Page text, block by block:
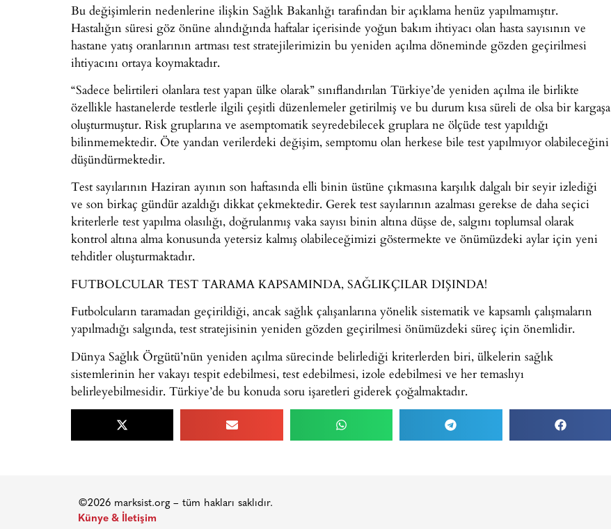
Bu değişimlerin nedenlerine ilişkin Sağlık Bakanlığı tarafından bir açıklama henüz yapılmamıştır.
Hastalığın süresi göz önüne alındığında haftalar içerisinde yoğun bakım ihtiyacı olan hasta sayısının ve
hastane yatış oranlarının artması test stratejilerimizin bu yeniden açılma döneminde gözden geçirilmesi
ihtiyacını ortaya koymaktadır.
“Sadece belirtileri olanlara test yapan ülke olarak” sınıflandırılan Türkiye’de yeniden açılma ile birlikte
özellikle hastanelerde testlerle ilgili çeşitli düzenlemeler getirilmiş ve bu durum kısa süreli de olsa bir kargaşa
oluşturmuştur. Risk gruplarına ve asemptomatik seyredebilecek gruplara ne ölçüde test yapıldığı
bilinmemektedir. Öte yandan verilerdeki değişim, semptomu olan herkese bile test yapılmıyor olabileceğini
düşündürmektedir.
Test sayılarının Haziran ayının son haftasında elli binin üstüne çıkmasına karşılık dalgalı bir seyir izlediği
ve son birkaç gündür azaldığı dikkat çekmektedir. Gerek test sayılarının azalması gerekse de daha seçici
kriterlerle test yapılma olasılığı, doğrulanmış vaka sayısı binin altına düşse de, salgını toplumsal olarak
kontrol altına alma konusunda yetersiz kalmış olabileceğimizi göstermekte ve önümüzdeki aylar için yeni
tehditler oluşturmaktadır.
FUTBOLCULAR TEST TARAMA KAPSAMINDA, SAĞLIKÇILAR DIŞINDA!
Futbolcuların taramadan geçirildiği, ancak sağlık çalışanlarına yönelik sistematik ve kapsamlı çalışmaların
yapılmadığı salgında, test stratejisinin yeniden gözden geçirilmesi önümüzdeki süreç için önemlidir.
Dünya Sağlık Örgütü’nün yeniden açılma sürecinde belirlediği kriterlerden biri, ülkelerin sağlık
sistemlerinin her vakayı tespit edebilmesi, test edebilmesi, izole edebilmesi ve her temaslıyı
belirleyebilmesidir. Türkiye’de bu konuda soru işaretleri giderek çoğalmaktadır.
©2026 marksist.org – tüm hakları saklıdır.
Künye & İletişim